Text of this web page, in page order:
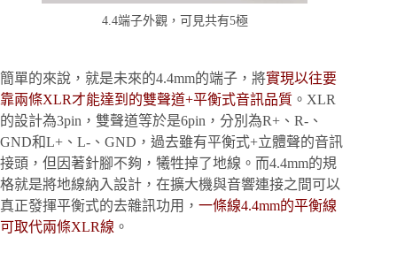
4.4端子外觀，可見共有5極
簡單的來說，就是未來的4.4mm的端子，將實現以往要
靠兩條XLR才能達到的雙聲道+平衡式音訊品質 。XLR
的設計為3pin，雙聲道等於是6pin，分別為R+、R-、
GND和L+、L-、GND，過去雖有平衡式+立體聲的音訊
接頭，但因著針腳不夠，犧牲掉了地線。而4.4mm的規
格就是將地線納入設計，在擴大機與音響連接之間可以
真正發揮平衡式的去雜訊功用， 一條線4.4mm的平衡線
可取代兩條XLR線 。